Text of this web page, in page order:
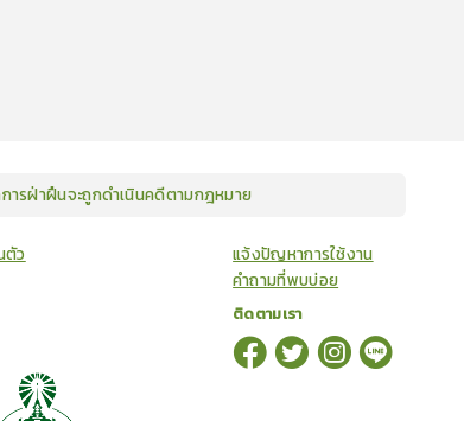
ารฝ่าฝืนจะถูกดำเนินคดีตามกฎหมาย
ตัว
แจ้งปัญหาการใช้งาน
คำถามที่พบบ่อย
ติดตามเรา